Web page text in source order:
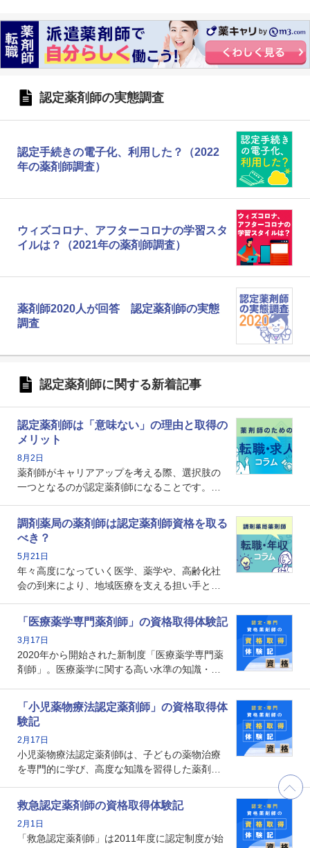
認定薬剤師の実態調査
認定手続きの電子化、利用した？（2022
年の薬剤師調査）
ウィズコロナ、アフターコロナの学習スタ
イルは？（2021年の薬剤師調査）
薬剤師2020人が回答 認定薬剤師の実態
調査
認定薬剤師に関する新着記事
認定薬剤師は「意味ない」の理由と取得の
メリット
8月2日
薬剤師がキャリアアップを考える際、選択肢の
一つとなるのが認定薬剤師になることです。し
という声を聞いたことがあるかもしれません。
本記事では、認定薬剤師が「意味ない」といわ
れる理由や、取得するメリット、年収・キャリ
アへの影響を解説します。
調剤薬局の薬剤師は認定薬剤師資格を取る
べき？
5月21日
年々高度になっていく医学、薬学や、高齢化社
会の到来により、地域医療を支える担い手とし
で、重要度が増しているのが認定薬剤師という
資格です。認定薬剤師とはいったいどんな資格
なのでしょうか。それを取得するとどのような
メリットがあるのでしょうか。
「医療薬学専門薬剤師」の資格取得体験記
3月17日
2020年から開始された新制度「医療薬学専門薬
剤師」。医療薬学に関する高い水準の知識・技
となります。取得要件は多岐に渡り、審査も複
数回ありますが、患者さんに対して一定の能力
の証明になる資格と言えます。
「小児薬物療法認定薬剤師」の資格取得体
験記
2月17日
小児薬物療法認定薬剤師は、子どもの薬物治療
を専門的に学び、高度な知識を習得した薬剤師
や、特有の疾患、心理状況を理解し、専門性を
深めることで、子どもとその保護者に寄り添え
る存在です。今回はそんな小児薬物療法認定薬
剤師の取得体験記をご紹介します。
救急認定薬剤師の資格取得体験記
2月1日
「救急認定薬剤師」は2011年度に認定制度が始